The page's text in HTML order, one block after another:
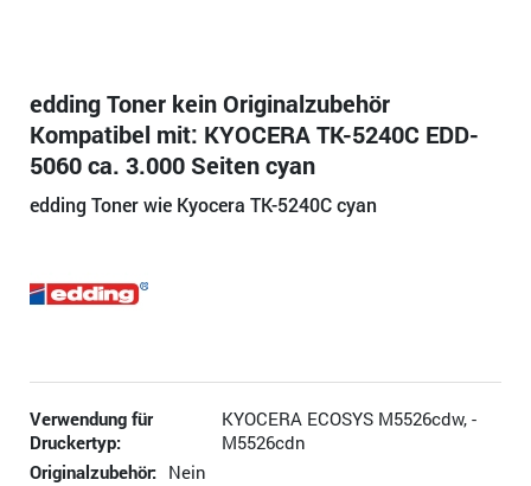
edding Toner kein Originalzubehör
Kompatibel mit: KYOCERA TK-5240C EDD-
5060 ca. 3.000 Seiten cyan
edding Toner wie Kyocera TK-5240C cyan
Verwendung für
Druckertyp:
KYOCERA ECOSYS M5526cdw, -
M5526cdn
Originalzubehör: Nein